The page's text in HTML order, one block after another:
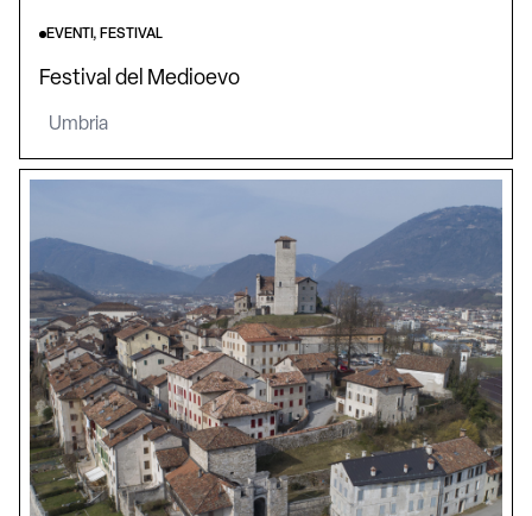
EVENTI, FESTIVAL
Festival del Medioevo
Umbria